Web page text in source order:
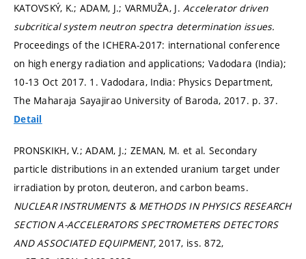
KATOVSKÝ, K.; ADAM, J.; VARMUŽA, J.Accelerator driven
subcritical system neutron spectra determination issues.
Proceedings of the ICHERA-2017: international conference
on high energy radiation and applications; Vadodara (India);
10-13 Oct 2017. 1. Vadodara, India: Physics Department,
The Maharaja Sayajirao University of Baroda, 2017. p. 37.
Detail
PRONSKIKH, V.; ADAM, J.; ZEMAN, M. et al. Secondary
particle distributions in an extended uranium target under
irradiation by proton, deuteron, and carbon beams.
NUCLEAR INSTRUMENTS & METHODS IN PHYSICS RESEARCH
SECTION A-ACCELERATORS SPECTROMETERS DETECTORS
AND ASSOCIATED EQUIPMENT, 2017, iss. 872,